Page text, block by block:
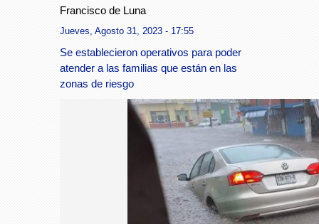
Francisco de Luna
Jueves, Agosto 31, 2023 - 17:55
Se establecieron operativos para poder
atender a las familias que están en las
zonas de riesgo